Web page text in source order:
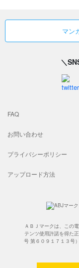
マン
＼
FAQ
お問い合わせ
プライバシーポリシー
アップロード方法
ＡＢＪマークは、この
テンツ使用許諾を得た
号 第６０９１７１３号